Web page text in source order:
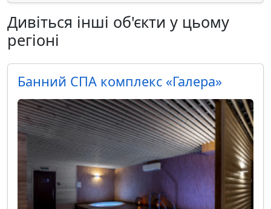
Дивіться інші об'єкти у цьому
регіоні
Банний СПА комплекс «Галера»